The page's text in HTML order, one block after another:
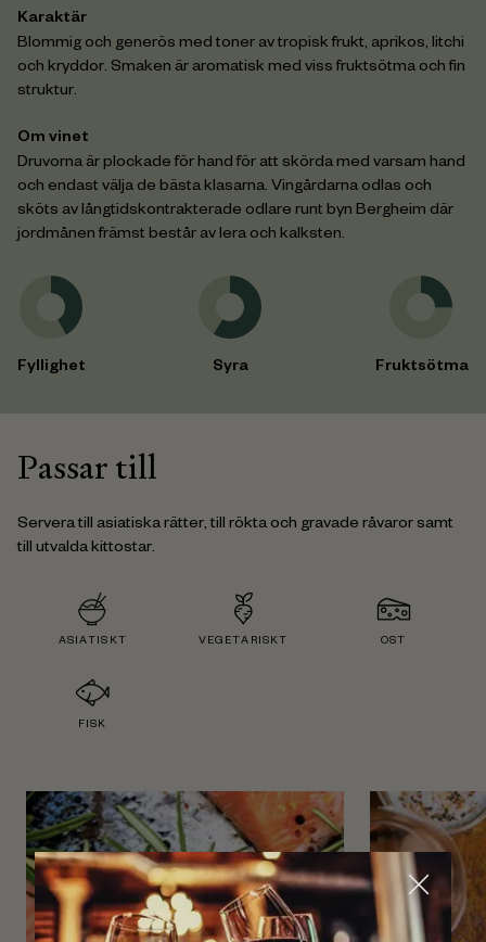
Karaktär
Blommig och generös med toner av tropisk frukt, aprikos, litchi
och kryddor. Smaken är aromatisk med viss fruktsötma och fin
struktur.
Om vinet
Druvorna är plockade för hand för att skörda med varsam hand
och endast välja de bästa klasarna. Vingårdarna odlas och
sköts av långtidskontrakterade odlare runt byn Bergheim där
jordmånen främst består av lera och kalksten.
Fyllighet Syra Fruktsötma
Passar till
Servera till asiatiska rätter, till rökta och gravade råvaror samt
till utvalda kittostar.
ASIATISKT VEGETARISKT OST
FISK